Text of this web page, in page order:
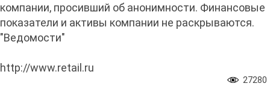
компании, просивший об анонимности. Финансовые
показатели и активы компании не раскрываются.
"Ведомости"
http://www.retail.ru
27280